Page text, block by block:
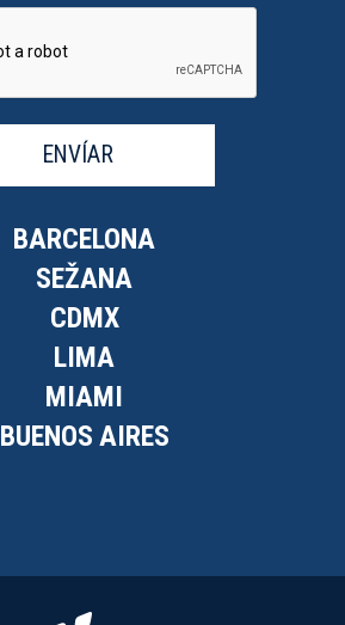
ENVÍAR
BARCELONA
SEŽANA
CDMX
LIMA
MIAMI
BUENOS AIRES